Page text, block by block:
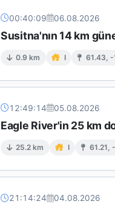
00:40:09 06.08.2026
Susitna'nın 14 km
0.9 km I 61.43,
12:49:14 05.08.2026
Eagle River'in 25 km
25.2 km I 61.21,
21:14:24 04.08.2026